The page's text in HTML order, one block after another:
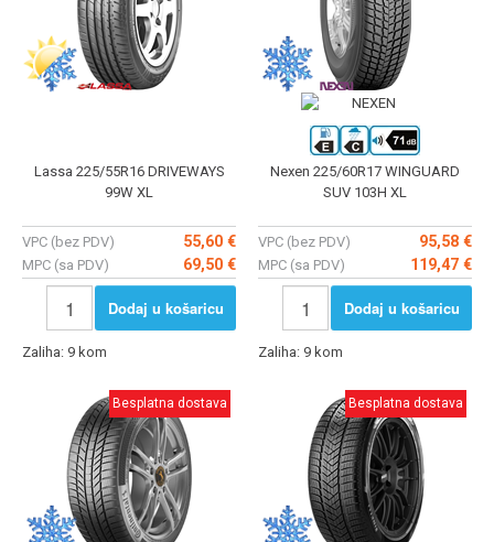
Lassa 225/55R16 DRIVEWAYS
99W XL
VPC (bez PDV) 55,60 €
MPC (sa PDV) 69,50 €
Dodaj u košaricu
Zaliha: 9 kom
Nexen 225/60R17 WINGUARD
SUV 103H XL
VPC (bez PDV) 95,58 €
MPC (sa PDV) 119,47 €
Dodaj u košaricu
Zaliha: 9 kom
Besplatna dostava Besplatna dostava